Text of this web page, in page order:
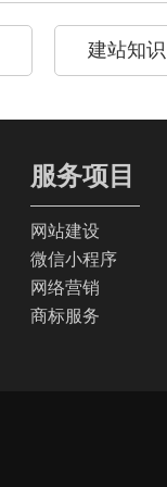
建站知识
服务项目
网站建设
微信小程序
网络营销
商标服务